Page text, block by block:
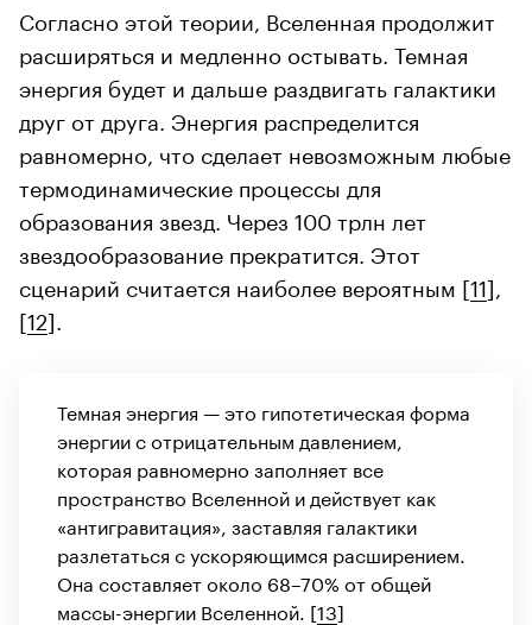
Согласно этой теории, Вселенная продолжит
расширяться и медленно остывать. Темная
энергия будет и дальше раздвигать галактики
друг от друга. Энергия распределится
равномерно, что сделает невозможным любые
термодинамические процессы для
образования звезд. Через 100 трлн лет
звездообразование прекратится. Этот
сценарий считается наиболее вероятным [11],
[12].
Темная энергия — это гипотетическая форма
энергии с отрицательным давлением,
которая равномерно заполняет все
пространство Вселенной и действует как
«антигравитация», заставляя галактики
разлетаться с ускоряющимся расширением.
Она составляет около 68–70% от общей
массы-энергии Вселенной. [13]